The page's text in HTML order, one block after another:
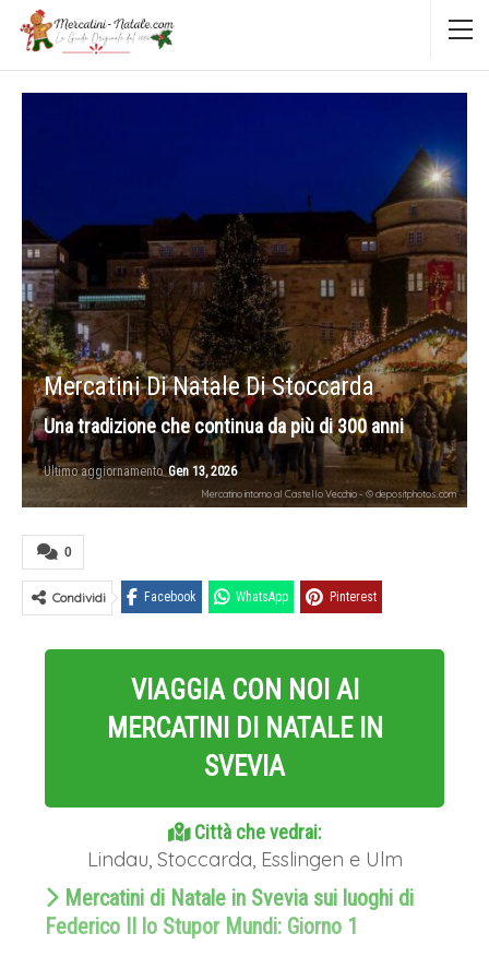
Mercatini Di Natale Di Stoccarda
Una tradizione che continua da più di 300 anni
Ultimo aggiornamentoGen 13, 2026
Mercatino intorno al Castello Vecchio - © depositphotos.com
0
Condividi Facebook WhatsApp Pinterest
VIAGGIA CON NOI AI
MERCATINI DI NATALE IN
SVEVIA
Città che vedrai:
Lindau, Stoccarda, Esslingen e Ulm
Mercatini di Natale in Svevia sui luoghi di
Federico II lo Stupor Mundi: Giorno 1